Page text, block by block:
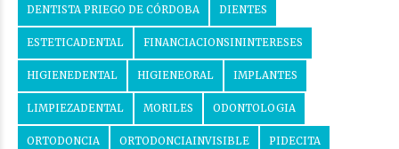
DENTISTA PRIEGO DE CÓRDOBA DIENTES
ESTETICADENTAL FINANCIACIONSININTERESES
HIGIENEDENTAL HIGIENEORAL IMPLANTES
LIMPIEZADENTAL MORILES ODONTOLOGIA
ORTODONCIA ORTODONCIAINVISIBLE PIDECITA